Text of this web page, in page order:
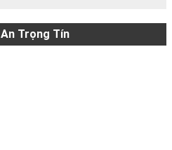
An Trọng Tín